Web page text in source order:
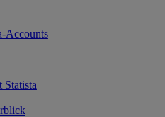
Accounts
Statista